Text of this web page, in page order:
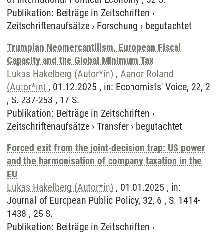
Publikation: Beiträge in Zeitschriften ›
Zeitschriftenaufsätze › Forschung › begutachtet
Trumpian Neomercantilism, European Fiscal
Capacity and the Global Minimum Tax
Lukas Hakelberg (Autor*in) , Aanor Roland
(Autor*in) , 01.12.2025 , in: Economists' Voice, 22, 2
, S. 237-253 , 17 S.
Publikation: Beiträge in Zeitschriften ›
Zeitschriftenaufsätze › Transfer › begutachtet
Forced exit from the joint-decision trap: US power
and the harmonisation of company taxation in the
EU
Lukas Hakelberg (Autor*in) , 01.01.2025 , in:
Journal of European Public Policy, 32, 6 , S. 1414-
1438 , 25 S.
Publikation: Beiträge in Zeitschriften ›